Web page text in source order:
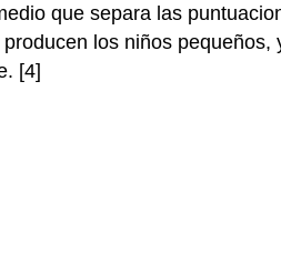
que separa las
los niños pequeños,
[4]